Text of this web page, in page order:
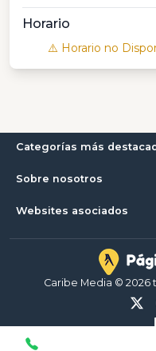
Horario
⚠️ Horario no
Categorías más
Sobre nosotros
Websites asociados
Caribe Media ©